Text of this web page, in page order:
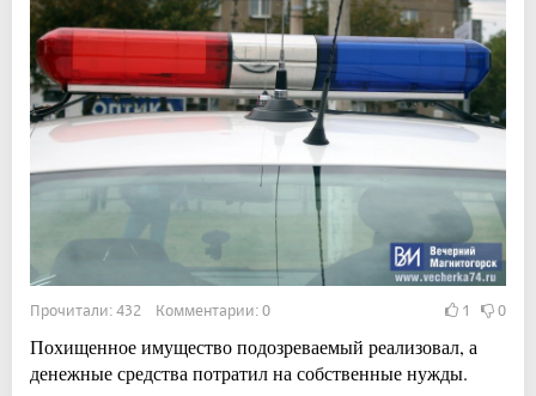
Прочитали: 432 Комментарии: 0 1 0
Похищенное имущество подозреваемый реализовал, а
денежные средства потратил на собственные нужды.